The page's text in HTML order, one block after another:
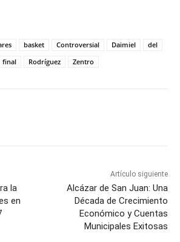
basket Controversial Daimiel
del
final Rodríguez Zentro
la
en
Artículo siguiente
Alcázar de San Juan: Una
Década de Crecimiento
Económico y Cuentas
Municipales Exitosas